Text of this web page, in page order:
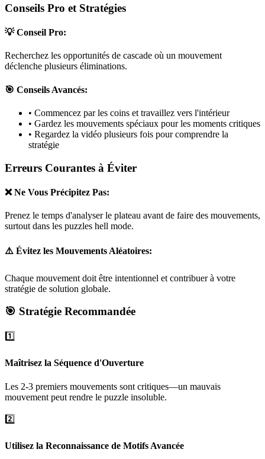
Conseils Pro et Stratégies
💡 Conseil Pro:
Recherchez les opportunités de cascade où un mouvement
déclenche plusieurs éliminations.
🎯 Conseils Avancés:
• Commencez par les coins et travaillez vers l'intérieur
• Gardez les mouvements spéciaux pour les moments critiques
• Regardez la vidéo plusieurs fois pour comprendre la
stratégie
Erreurs Courantes à Éviter
❌ Ne Vous Précipitez Pas:
Prenez le temps d'analyser le plateau avant de faire des mouvements,
surtout dans les puzzles hell mode.
⚠️ Évitez les Mouvements Aléatoires:
Chaque mouvement doit être intentionnel et contribuer à votre
stratégie de solution globale.
🎯 Stratégie Recommandée
1️⃣
Maîtrisez la Séquence d'Ouverture
Les 2-3 premiers mouvements sont critiques—un mauvais
mouvement peut rendre le puzzle insoluble.
2️⃣
Utilisez la Reconnaissance de Motifs Avancée